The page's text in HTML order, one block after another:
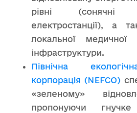
рівні (сонячні
електростанції), а
локальної медичної
інфраструктури.
Північна
корпорація (NEFCO)
«зеленому»
пропонуючи гнучке